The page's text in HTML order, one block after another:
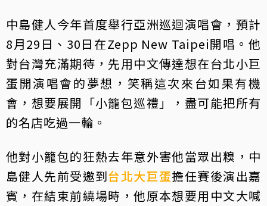
中島健人今年首度舉行亞洲巡迴演唱會，預計
8月29日、30日在Zepp New Taipei開唱。他
對台灣充滿期待，先用中文傳達想在台北小巨
蛋開演唱會的夢想，笑稱這次來台如果有機
會，想要展開「小籠包巡禮」，盡可能把所有
的名店吃過一輪。
他對小籠包的狂熱去年意外害他當眾出糗，中
島健人先前受邀到台北大巨蛋擔任賽後演出嘉
賓，在結束前繞場時，他原本想要用中文大喊